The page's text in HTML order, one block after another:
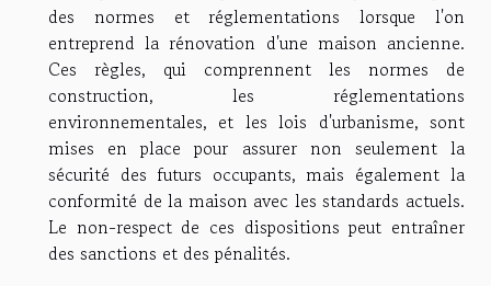
des normes et réglementations lorsque l'on
entreprend la rénovation d'une maison ancienne.
Ces règles, qui comprennent les normes de
construction, les réglementations
environnementales, et les lois d'urbanisme, sont
mises en place pour assurer non seulement la
sécurité des futurs occupants, mais également la
conformité de la maison avec les standards actuels.
Le non-respect de ces dispositions peut entraîner
des sanctions et des pénalités.